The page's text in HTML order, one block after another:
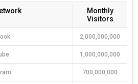
Monthly
Visitors
2,000,000,000
1,000,000,000
700,000,000